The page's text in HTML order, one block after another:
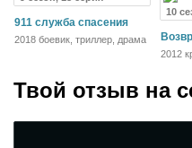
911 служба спасения
2018 боевик, триллер, драма
10
2012
Твой отзыв на